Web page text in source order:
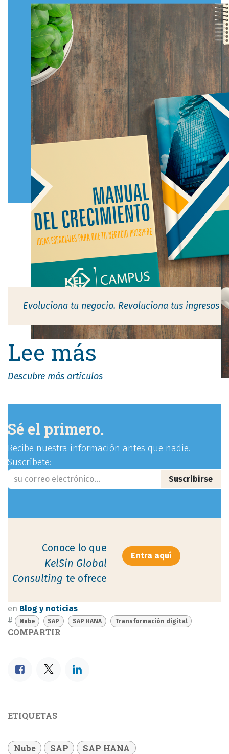
Comparte esta publicación:
Evoluciona tu negocio. Revoluci​ona tus ingresos
Lee más
Descubre más artículos
Sé el primero.
Recibe nuestra información antes que nadie.
Suscríbete:
Suscribirse
Conoce lo que
KelSin Global
Consulting te ofrece
Entra aquí​​​​
en Blog y noticias
#
Nube SAP SAP HANA Transformación digital
COMPARTIR
ETIQUETAS
Nube SAP
SAP HANA